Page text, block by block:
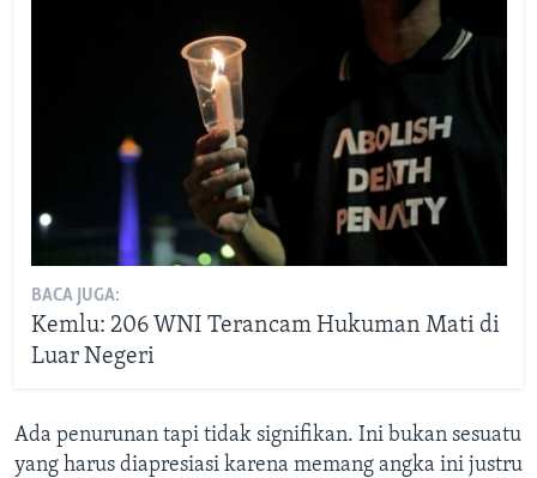
BACA JUGA:
Kemlu: 206 WNI Terancam Hukuman Mati di
Luar Negeri
Ada penurunan tapi tidak signifikan. Ini bukan sesuatu
yang harus diapresiasi karena memang angka ini justru